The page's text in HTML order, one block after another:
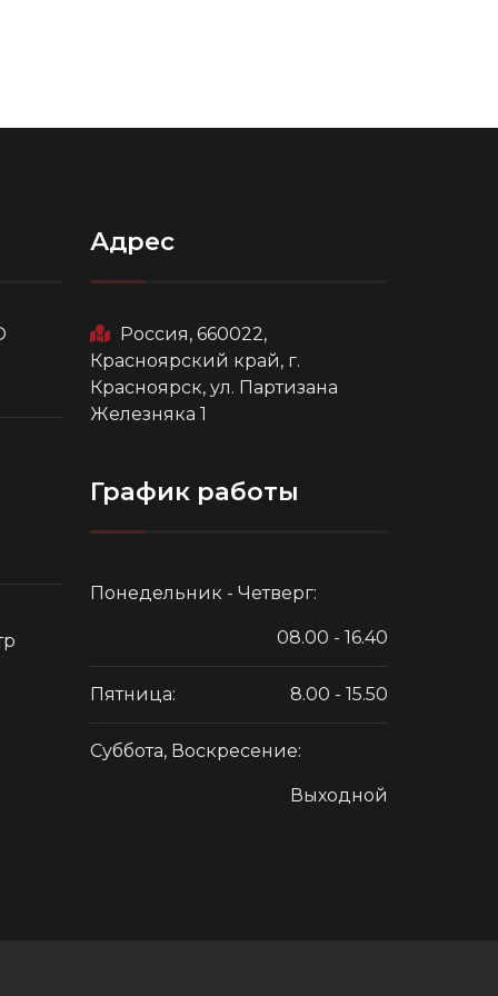
Адрес
Россия, 660022,
Красноярский край, г.
Красноярск, ул. Партизана
Железняка 1
График работы
Понедельник - Четверг:
08.00 - 16.40
Пятница: 8.00 - 15.50
Суббота, Воскресение:
Выходной